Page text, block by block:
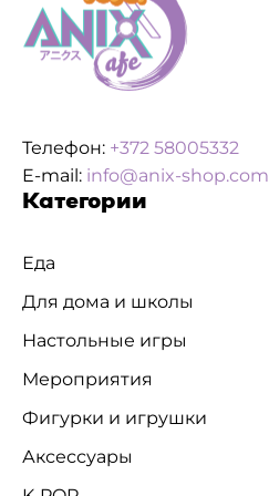
Телефон: +372 58005332
E-mail: info@anix-shop.com
Категории
Еда
Для дома и школы
Настольные игры
Мероприятия
Фигурки и игрушки
Аксессуары